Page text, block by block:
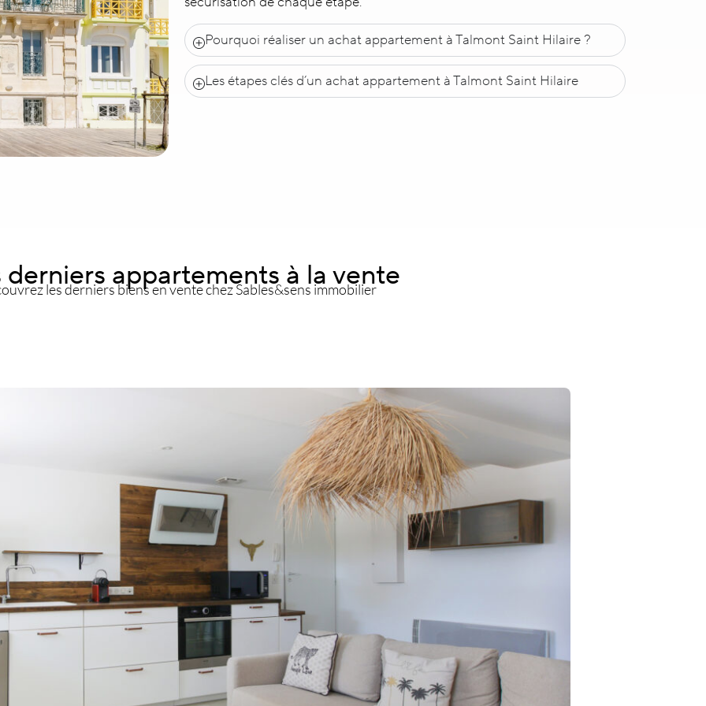
Pourquoi réaliser un achat appartement à Talmont Saint Hilaire ?
Les étapes clés d’un achat appartement à Talmont Saint Hilaire
derniers appartements à la vente
les derniers biens en vente chez Sables&sens immobilier